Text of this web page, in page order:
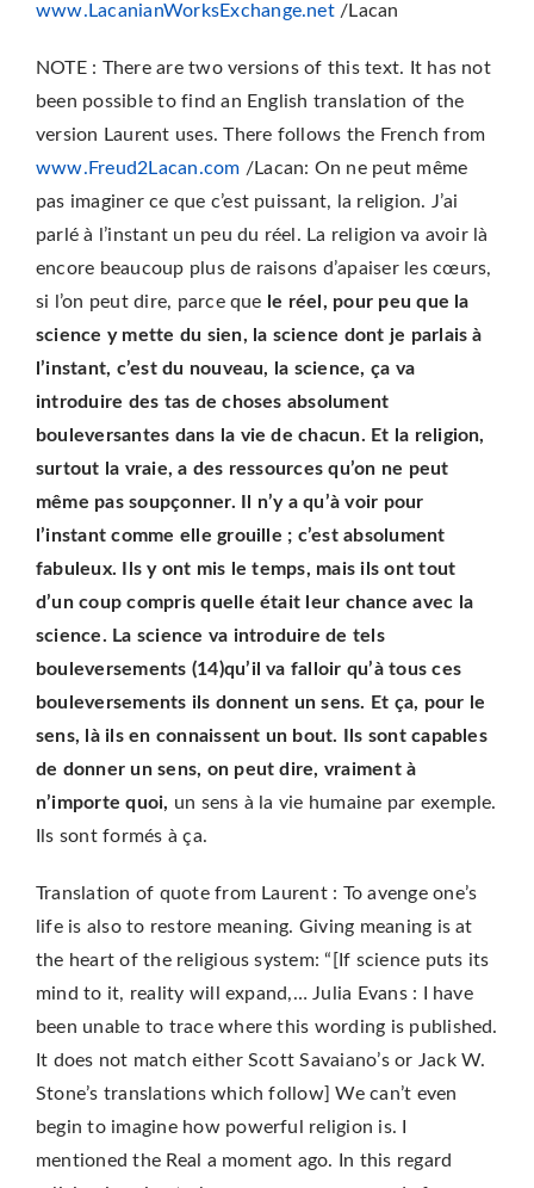
www.LacanianWorksExchange.net/Lacan
NOTE : There are two versions of this text. It has not
been possible to find an English translation of the
version Laurent uses. There follows the French from
www.Freud2Lacan.com /Lacan: On ne peut même
pas imaginer ce que c’est puissant, la religion. J’ai
parlé à l’instant un peu du réel. La religion va avoir là
encore beaucoup plus de raisons d’apaiser les cœurs,
si l’on peut dire, parce que le réel, pour peu que la
science y mette du sien, la science dont je parlais à
l’instant, c’est du nouveau, la science, ça va
introduire des tas de choses absolument
bouleversantes dans la vie de chacun. Et la religion,
surtout la vraie, a des ressources qu’on ne peut
même pas soupçonner. Il n’y a qu’à voir pour
l’instant comme elle grouille ; c’est absolument
fabuleux. Ils y ont mis le temps, mais ils ont tout
d’un coup compris quelle était leur chance avec la
science. La science va introduire de tels
bouleversements (14)qu’il va falloir qu’à tous ces
bouleversements ils donnent un sens. Et ça, pour le
sens, là ils en connaissent un bout. Ils sont capables
de donner un sens, on peut dire, vraiment à
n’importe quoi, un sens à la vie humaine par exemple.
Ils sont formés à ça.
Translation of quote from Laurent : To avenge one’s
life is also to restore meaning. Giving meaning is at
the heart of the religious system: “[If science puts its
mind to it, reality will expand,… Julia Evans : I have
been unable to trace where this wording is published.
It does not match either Scott Savaiano’s or Jack W.
Stone’s translations which follow] We can’t even
begin to imagine how powerful religion is. I
mentioned the Real a moment ago. In this regard